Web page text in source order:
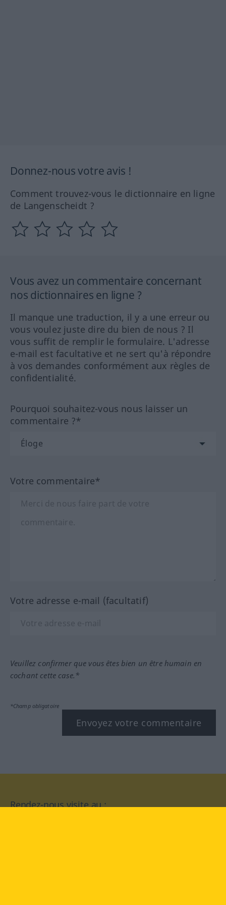
Donnez-nous votre avis !
Comment trouvez-vous le dictionnaire en ligne
de Langenscheidt ?
Vous avez un commentaire concernant
nos dictionnaires en ligne ?
Il manque une traduction, il y a une erreur ou
vous voulez juste dire du bien de nous ? Il
vous suffit de remplir le formulaire. L'adresse
e-mail est facultative et ne sert qu'à répondre
à vos demandes conformément aux règles de
confidentialité.
Pourquoi souhaitez-vous nous laisser un
commentaire ?*
Votre commentaire*
Votre adresse e-mail (facultatif)
Veuillez confirmer que vous êtes bien un être humain en
cochant cette case.*
*Champ obligatoire
Envoyez votre commentaire
Rendez-nous visite au :